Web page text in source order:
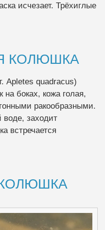
исчезает. Трёхиглые
КОЛЮШКА
Apletes quadracus)
на боках, кожа голая,
ракообразными.
воде, заходит
встречается